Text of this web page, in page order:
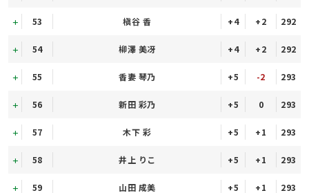
53 槇谷 香 +4 +2 292
54 柳澤 美冴 +4 +2 292
55 香妻 琴乃 +5 -2 293
56 新田 彩乃 +5 0 293
57 木下 彩 +5 +1 293
58 井上 りこ +5 +1 293
59 山田 成美 +5 +1 293